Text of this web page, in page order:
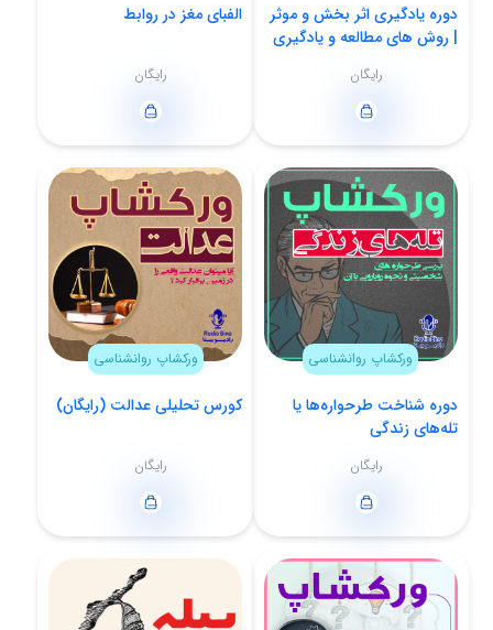
دوره یادگیری اثر بخش و موثر
| روش های مطالعه و یادگیری
رایگان
الفبای مغز در روابط
رایگان
ورکشاپ روانشناسی
دوره شناخت طرحواره‌ها یا
تله‌های زندگی
رایگان
ورکشاپ روانشناسی
کورس تحلیلی عدالت (رایگان)
رایگان